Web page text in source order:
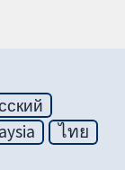
ไทย